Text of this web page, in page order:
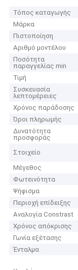
Τόπος καταγωγής
Μάρκα
Πιστοποίηση
Αριθμό μοντέλου
Ποσότητα
παραγγελίας min
Τιμή
Συσκευασία
λεπτομέρειες
Χρόνος παράδοσης
Όροι πληρωμής
Δυνατότητα
προσφοράς
Στοιχείο
Μέγεθος
Φωτεινότητα
Ψήφισμα
Περιοχή επίδειξης
Αναλογία Constrast
Χρόνος απόκρισης
Γωνία εξέτασης
Ένταλμα